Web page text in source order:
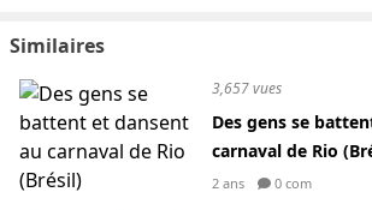
Similaires
3,657 vues
Des gens se
carnaval de Rio
2 ans 0 com